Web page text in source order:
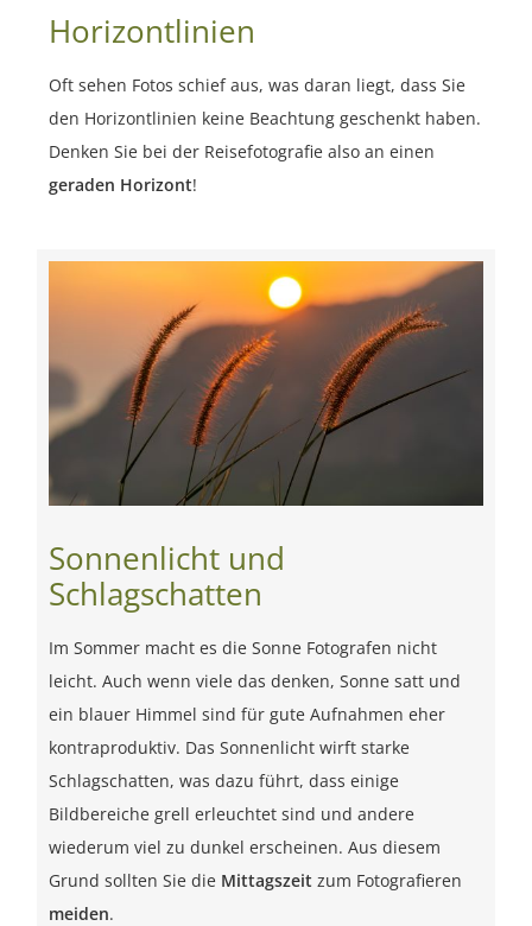
Horizontlinien
Oft sehen Fotos schief aus, was daran liegt, dass Sie
den Horizontlinien keine Beachtung geschenkt haben.
Denken Sie bei der Reisefotografie also an einen
geraden Horizont!
Sonnenlicht und
Schlagschatten
Im Sommer macht es die Sonne Fotografen nicht
leicht. Auch wenn viele das denken, Sonne satt und
ein blauer Himmel sind für gute Aufnahmen eher
kontraproduktiv. Das Sonnenlicht wirft starke
Schlagschatten, was dazu führt, dass einige
Bildbereiche grell erleuchtet sind und andere
wiederum viel zu dunkel erscheinen. Aus diesem
Grund sollten Sie die Mittagszeit zum Fotografieren
meiden.